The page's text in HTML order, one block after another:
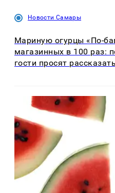
Новости Самары
Мариную огурцы «По-
магазинных в 100 раз:
гости просят